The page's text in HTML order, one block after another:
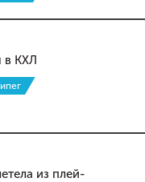
в КХЛ
из плей-